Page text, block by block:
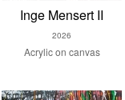
Inge Mensert II
2026
Acrylic on canvas